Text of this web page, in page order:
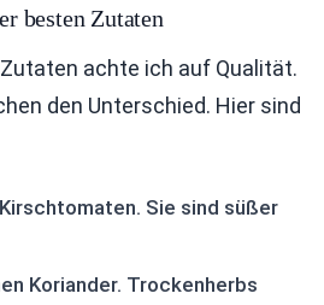
besten Zutaten
achte ich auf Qualität.
den Unterschied. Hier sind
Sie sind süßer
Koriander. Trockenherbs